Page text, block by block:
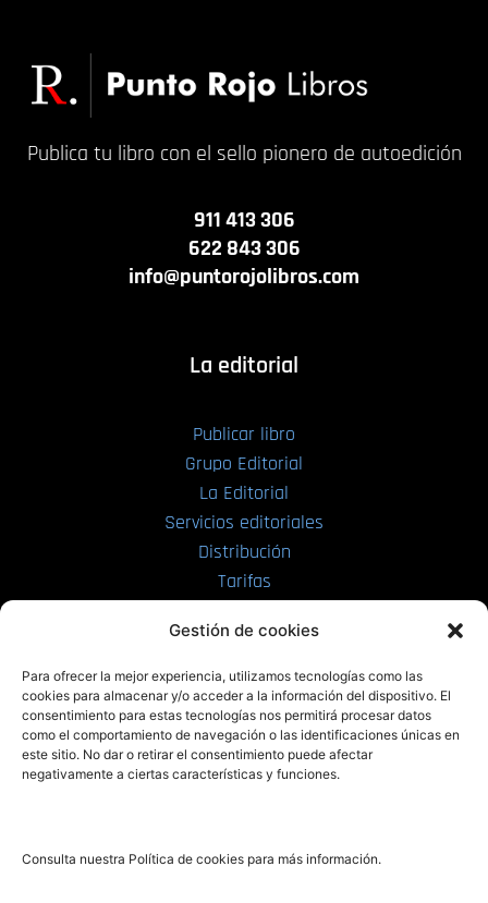
Gestión de cookies
Para ofrecer la mejor experiencia, utilizamos tecnologías como las
cookies para almacenar y/o acceder a la información del dispositivo. El
consentimiento para estas tecnologías nos permitirá procesar datos
como el comportamiento de navegación o las identificaciones únicas en
este sitio. No dar o retirar el consentimiento puede afectar
negativamente a ciertas características y funciones.
Consulta nuestra Política de cookies para más información.
Publica tu libro con el sello pionero de autoedición
911 413 306
622 843 306
info@puntorojolibros.com
La editorial
Publicar libro
Grupo Editorial
La Editorial
Servicios editoriales
Distribución
Tarifas
PRL | Films
PRL | Play
PRL | LAB
Noticias